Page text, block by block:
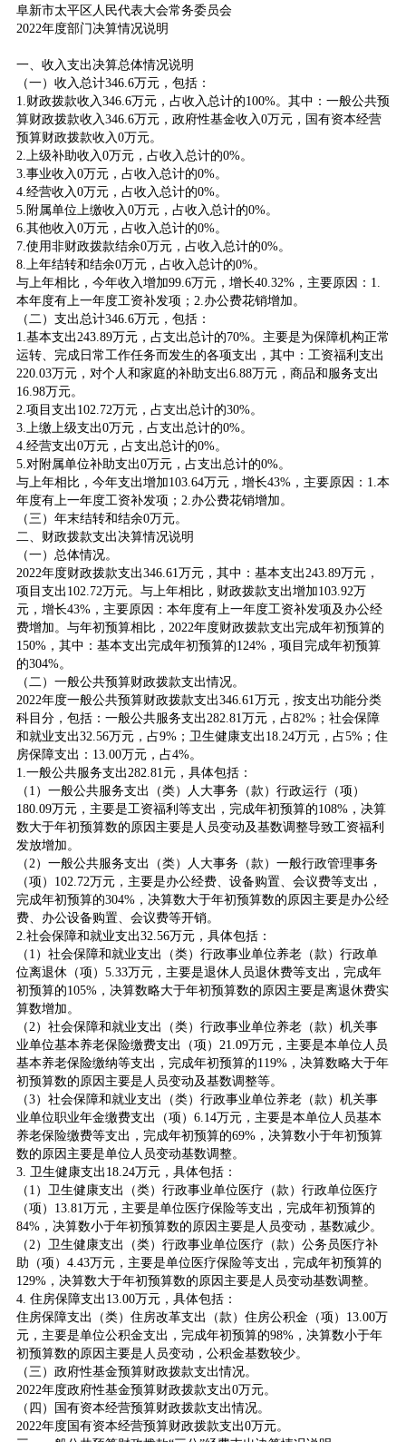
阜新市太平区人民代表大会常务委员会
2022年度部门决算情况说明
一、收入支出决算总体情况说明
（一）收入总计346.6万元，包括：
1.财政拨款收入346.6万元，占收入总计的100%。其中：一般公共预
算财政拨款收入346.6万元，政府性基金收入0万元，国有资本经营
预算财政拨款收入0万元。
2.上级补助收入0万元，占收入总计的0%。
3.事业收入0万元，占收入总计的0%。
4.经营收入0万元，占收入总计的0%。
5.附属单位上缴收入0万元，占收入总计的0%。
6.其他收入0万元，占收入总计的0%。
7.使用非财政拨款结余0万元，占收入总计的0%。
8.上年结转和结余0万元，占收入总计的0%。
与上年相比，今年收入增加99.6万元，增长40.32%，主要原因：1.
本年度有上一年度工资补发项；2.办公费花销增加。
（二）支出总计346.6万元，包括：
1.基本支出243.89万元，占支出总计的70%。主要是为保障机构正常
运转、完成日常工作任务而发生的各项支出，其中：工资福利支出
220.03万元，对个人和家庭的补助支出6.88万元，商品和服务支出
16.98万元。
2.项目支出102.72万元，占支出总计的30%。
3.上缴上级支出0万元，占支出总计的0%。
4.经营支出0万元，占支出总计的0%。
5.对附属单位补助支出0万元，占支出总计的0%。
与上年相比，今年支出增加103.64万元，增长43%，主要原因：1.本
年度有上一年度工资补发项；2.办公费花销增加。
（三）年末结转和结余0万元。
二、财政拨款支出决算情况说明
（一）总体情况。
2022年度财政拨款支出346.61万元，其中：基本支出243.89万元，
项目支出102.72万元。与上年相比，财政拨款支出增加103.92万
元，增长43%，主要原因：本年度有上一年度工资补发项及办公经
费增加。与年初预算相比，2022年度财政拨款支出完成年初预算的
150%，其中：基本支出完成年初预算的124%，项目完成年初预算
的304%。
（二）一般公共预算财政拨款支出情况。
2022年度一般公共预算财政拨款支出346.61万元，按支出功能分类
科目分，包括：一般公共服务支出282.81万元，占82%；社会保障
和就业支出32.56万元，占9%；卫生健康支出18.24万元，占5%；住
房保障支出：13.00万元，占4%。
1.一般公共服务支出282.81元，具体包括：
（1）一般公共服务支出（类）人大事务（款）行政运行（项）
180.09万元，主要是工资福利等支出，完成年初预算的108%，决算
数大于年初预算数的原因主要是人员变动及基数调整导致工资福利
发放增加。
（2）一般公共服务支出（类）人大事务（款）一般行政管理事务
（项）102.72万元，主要是办公经费、设备购置、会议费等支出，
完成年初预算的304%，决算数大于年初预算数的原因主要是办公经
费、办公设备购置、会议费等开销。
2.社会保障和就业支出32.56万元，具体包括：
（1）社会保障和就业支出（类）行政事业单位养老（款）行政单
位离退休（项）5.33万元，主要是退休人员退休费等支出，完成年
初预算的105%，决算数略大于年初预算数的原因主要是离退休费实
算数增加。
（2）社会保障和就业支出（类）行政事业单位养老（款）机关事
业单位基本养老保险缴费支出（项）21.09万元，主要是本单位人员
基本养老保险缴纳等支出，完成年初预算的119%，决算数略大于年
初预算数的原因主要是人员变动及基数调整等。
（3）社会保障和就业支出（类）行政事业单位养老（款）机关事
业单位职业年金缴费支出（项）6.14万元，主要是本单位人员基本
养老保险缴费等支出，完成年初预算的69%，决算数小于年初预算
数的原因主要是单位人员变动基数调整。
3. 卫生健康支出18.24万元，具体包括：
（1）卫生健康支出（类）行政事业单位医疗（款）行政单位医疗
（项）13.81万元，主要是单位医疗保险等支出，完成年初预算的
84%，决算数小于年初预算数的原因主要是人员变动，基数减少。
（2）卫生健康支出（类）行政事业单位医疗（款）公务员医疗补
助（项）4.43万元，主要是单位医疗保险等支出，完成年初预算的
129%，决算数大于年初预算数的原因主要是人员变动基数调整。
4. 住房保障支出13.00万元，具体包括：
住房保障支出（类）住房改革支出（款）住房公积金（项）13.00万
元，主要是单位公积金支出，完成年初预算的98%，决算数小于年
初预算数的原因主要是人员变动，公积金基数较少。
（三）政府性基金预算财政拨款支出情况。
2022年度政府性基金预算财政拨款支出0万元。
（四）国有资本经营预算财政拨款支出情况。
2022年度国有资本经营预算财政拨款支出0万元。